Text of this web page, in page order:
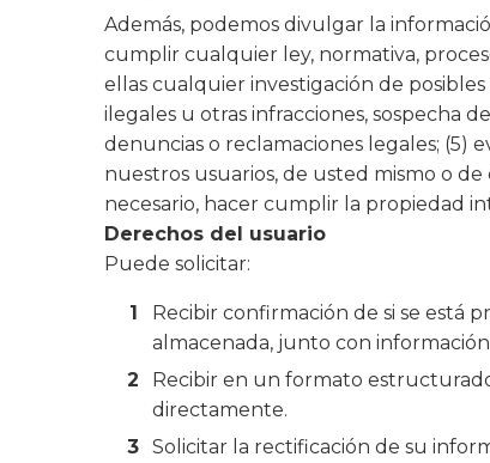
Además, podemos divulgar la
cumplir cualquier ley, normativa,
ellas cualquier investigación de
ilegales u otras infracciones, sospecha
denuncias o reclamaciones legales; (5)
nuestros usuarios, de usted mismo o
necesario, hacer cumplir la propiedad
Derechos del usuario
Puede solicitar:
Recibir confirmación de si se está
almacenada, junto con
Recibir en un formato
directamente.
Solicitar la rectificación de su